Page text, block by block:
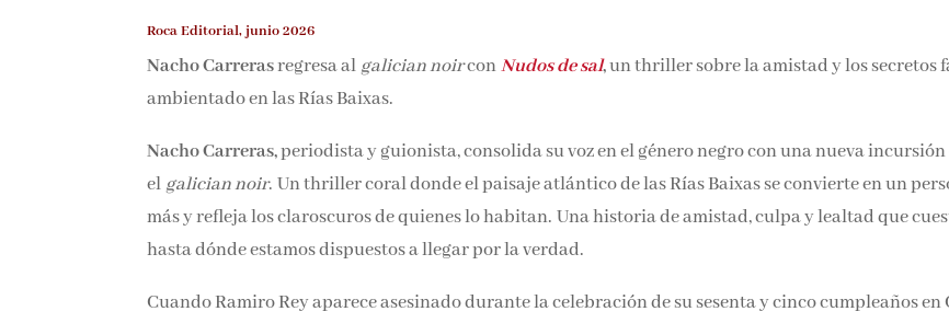
Roca Editorial, junio 2026
Nacho Carrerasregresa algalician noirconNudos de sal,un thriller sobre la amistad y los secretos
ambientado en las Rías Baixas.
Nacho Carreras,periodista y guionista, consolida su voz en el género negro con una nueva incursión
elgalician noir. Un thriller coral donde el paisaje atlántico de las Rías Baixas se convierte en un
más y refleja los claroscuros de quienes lo habitan. Una historia de amistad, culpa y lealtad que
hasta dónde estamos dispuestos a llegar por la verdad.
Cuando Ramiro Rey aparece asesinado durante la celebración de su sesenta y cinco cumpleaños en